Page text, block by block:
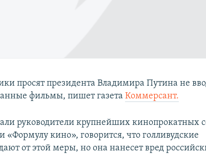
просят президента Владимира Путина не
фильмы, пишет газетаКоммерсант.
руководители крупнейших кинопрокатных
кино», говорится, что голливудские
от этой меры, но она нанесет вред